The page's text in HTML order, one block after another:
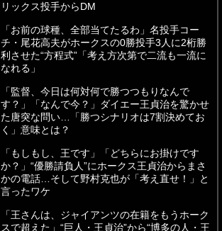
リックス投手からDM
「お前の球種、全部当てたるわ」名投手コー
チ・尾花高夫がホークスの0勝投手3人に2桁勝
利させた“方程式”「考え方次第で二流も一流に
なれる」
「監督、今日は何対何で勝つつもりなんで
す？」「なんで今？」ダイエー王貞治を驚かせ
た唐突な問い…「勝つシナリオは7割決めてお
く」意味とは？
「もしもし、王です」「どちらにお掛けです
か？」“優勝請負人”にホークス王貞治からまさ
かの電話…そして野村克也が「考え直せ！」と
言ったワケ
「王さんは、ジャイアンツの在籍をもうホーク
スで超えた」“巨人・王貞治”から“博多の人・王